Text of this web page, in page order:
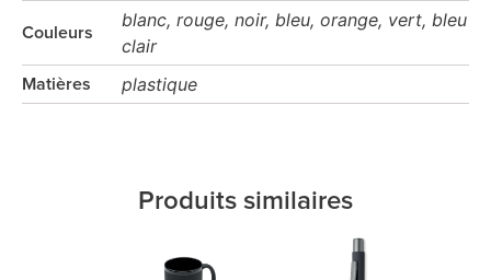
Couleurs
blanc, rouge, noir, bleu, orange, vert, bleu
clair
Matières plastique
Produits similaires